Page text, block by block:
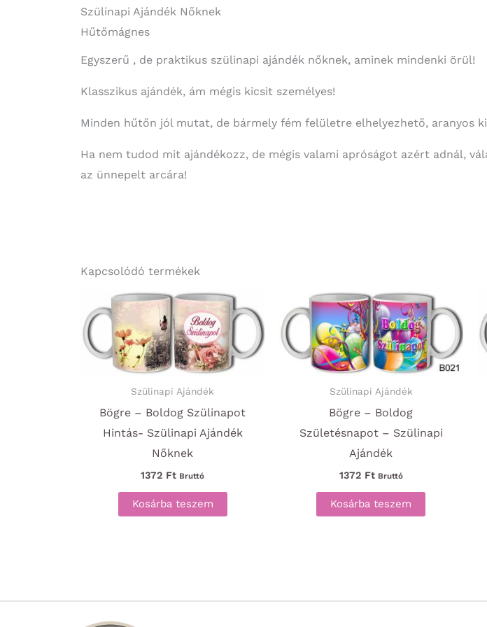
Szülinapi Ajándék Nőknek
Hűtőmágnes
Egyszerű , de praktikus szülinapi ajándék nőknek, aminek mindenki örül!
Klasszikus ajándék, ám mégis kicsit személyes!
Minden hűtőn jól mutat, de bármely fém felületre elhelyezhető, aranyos
Ha nem tudod mit ajándékozz, de mégis valami apróságot azért adnál,
az ünnepelt arcára!
Kapcsolódó termékek
Szülinapi Ajándék
Bögre – Boldog Szülinapot
Hintás- Szülinapi Ajándék
Nőknek
1372 Ft Bruttó
Kosárba teszem
Szülinapi Ajándék
Bögre – Boldog
Születésnapot – Szülinapi
Ajándék
1372 Ft Bruttó
Kosárba teszem